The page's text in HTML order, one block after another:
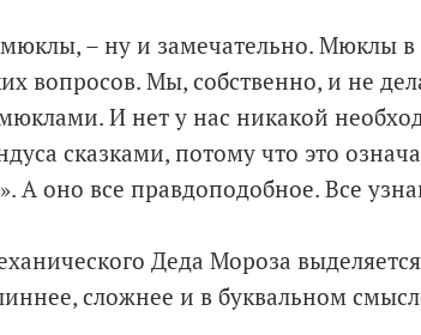
– ну и замечательно. Мюклы в
вопросов. Мы, собственно, и не
И нет у нас никакой
сказками, потому что это
А оно все правдоподобное. Все
Деда Мороза
сложнее и в буквальном